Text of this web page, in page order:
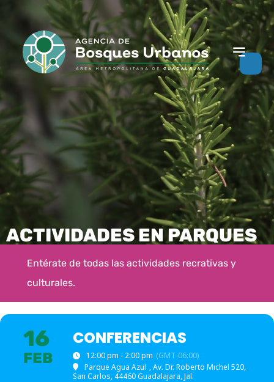
ACTIVIDADES EN PARQUES
Entérate de todas las actividades recrativas y
culturales.
16
FEB
CONFERENCIAS
12:00 pm - 2:00 pm (GMT-06:00)
Parque Agua Azul , Av. Dr. Roberto Michel 520,
San Carlos, 44460 Guadalajara, Jal.